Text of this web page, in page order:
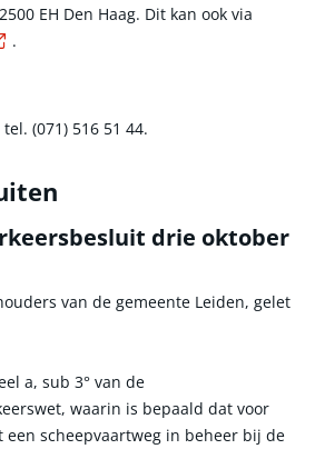
EH Den Haag. Dit kan ook via
Externe link
.
(071) 516 51 44.
drie oktober
van de gemeente Leiden, gelet
a, sub 3° van de
waarin is bepaald dat voor
een scheepvaartweg in beheer bij de